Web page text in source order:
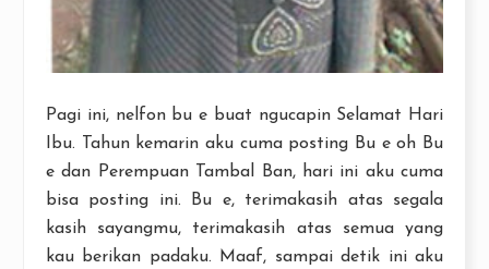
Pagi ini, nelfon bu e buat ngucapin Selamat Hari
Ibu. Tahun kemarin aku cuma posting Bu e oh Bu
e dan Perempuan Tambal Ban, hari ini aku cuma
bisa posting ini. Bu e, terimakasih atas segala
kasih sayangmu, terimakasih atas semua yang
kau berikan padaku. Maaf, sampai detik ini aku